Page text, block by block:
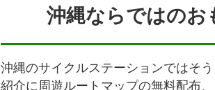
沖縄ならではのお
沖縄のサイクルステーションではそ
紹介に周遊ルートマップの無料配布